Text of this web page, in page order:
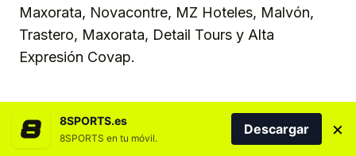
Maxorata, Novacontre, MZ Hoteles, Malvón,
Trastero, Maxorata, Detail Tours y Alta
Expresión Covap.
CANARIAS GRAN CANARIA LAS PALMAS
8SPORTS.es
8SPORTS en tu móvil.
Descargar ×